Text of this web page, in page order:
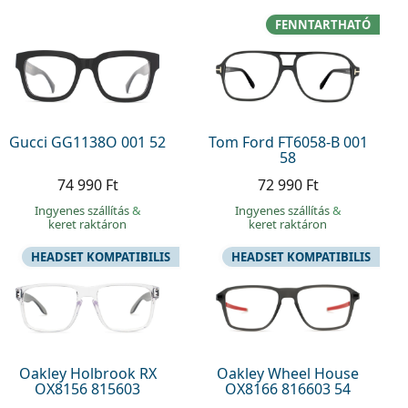
Gucci GG1138O 001 52
74 990 Ft
Ingyenes szállítás&
keret raktáron
Tom Ford FT6058-B 001
58
FENNTARTHATÓ
72 990 Ft
Ingyenes szállítás&
keret raktáron
Oakley Holbrook RX
OX8156 815603
HEADSET KOMPATIBILIS
Oakley Wheel House
OX8166 816603 54
HEADSET KOMPATIBILIS